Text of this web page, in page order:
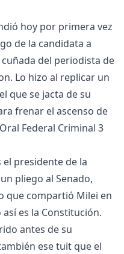
hoy por primera vez
de la candidata a
del periodista de
Lo hizo al replicar un
que se jacta de su
frenar el ascenso de
Federal Criminal 3
el presidente de la
pliego al Senado,
que compartió Milei en
es la Constitución.
antes de su
ese tuit que el